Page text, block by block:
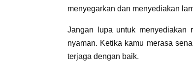
menyegarkan dan menyediakan
Jangan lupa untuk menyediakan
nyaman. Ketika kamu merasa
terjaga dengan baik.